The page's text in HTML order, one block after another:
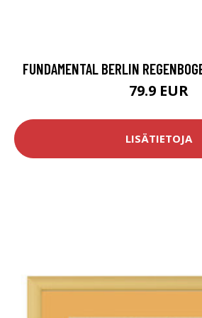
FUNDAMENTAL BERLIN
79.9 EUR
LISÄTIETOJA